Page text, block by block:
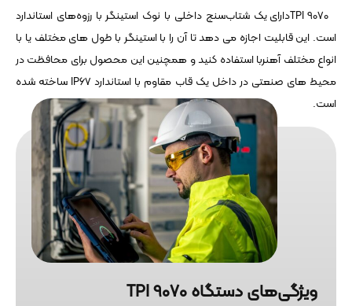
TPI 9070دارای یک شتاب‌سنج داخلی با نوک استینگر با رزوه‌های استاندارد
است. این قابلیت اجازه می دهد تا آن را با استینگر با طول های مختلف یا با
انواع مختلف آهنربا استفاده کنید و همچنین این محصول برای محافظت در
محیط های صنعتی در داخل یک قاب مقاوم با استاندارد IP67 ساخته شده
است.
ویژگی‌های دستگاه TPI 9070